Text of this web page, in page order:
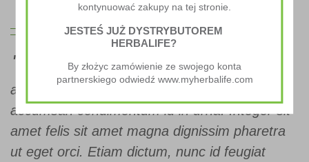
Lorem ipsum dolor sit amet, consectetur
adipiscing elit. Etiam id augue vitae odio
accumsan condimentum id in urna. Integer sit
amet felis sit amet magna dignissim pharetra
ut eget orci. Etiam dictum, nunc id feugiat
kontynuować zakupy na tej stronie.
JESTEŚ JUŻ DYSTRYBUTOREM
HERBALIFE?
By złożyc zamówienie ze swojego konta
partnerskiego odwiedź www.myherbalife.com